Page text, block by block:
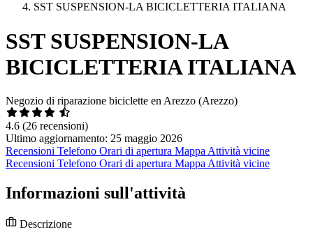
SST SUSPENSION-LA BICICLETTERIA ITALIANA
SST SUSPENSION-LA
BICICLETTERIA ITALIANA
Negozio di riparazione biciclette en Arezzo (Arezzo)
4.6 (26 recensioni)
Ultimo aggiornamento: 25 maggio 2026
Recensioni Telefono Orari di apertura Mappa Attività vicine
Recensioni Telefono Orari di apertura Mappa Attività vicine
Informazioni sull'attività
Descrizione